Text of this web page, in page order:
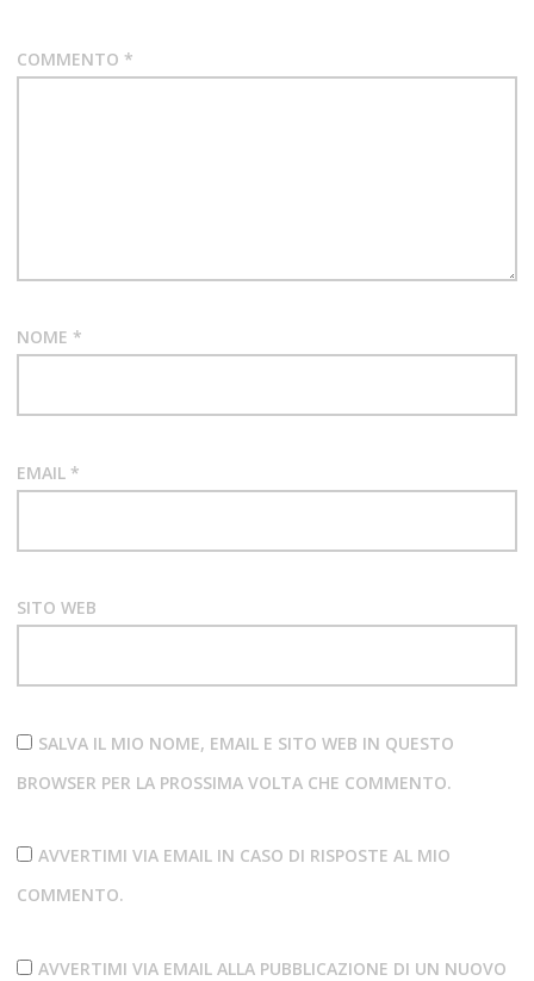
ROCK
COMMENTO *
NOME *
EMAIL *
SITO WEB
SALVA IL MIO NOME, EMAIL E SITO WEB IN QUESTO
BROWSER PER LA PROSSIMA VOLTA CHE COMMENTO.
AVVERTIMI VIA EMAIL IN CASO DI RISPOSTE AL MIO
COMMENTO.
AVVERTIMI VIA EMAIL ALLA PUBBLICAZIONE DI UN NUOVO